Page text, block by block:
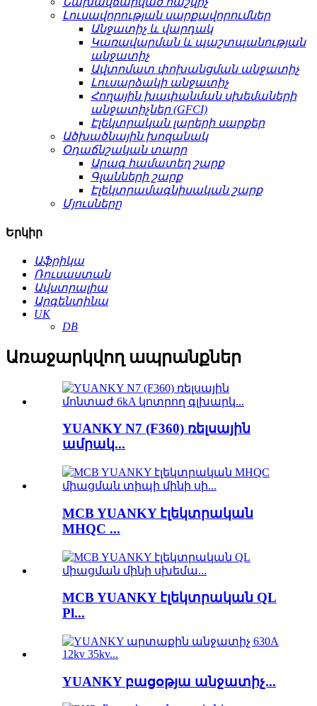
Լուսավորության սարքավորումներ
Անջատիչ և վարդակ
Կառավարման և պաշտպանության
անջատիչ
Ավտոմատ փոխանցման անջատիչ
Լուսարձակի անջատիչ
Հողային խափանման սխեմաների
անջատիչներ (GFCI)
Էլեկտրական լարերի սարքեր
Ածխածնային խոզանակ
Օդաճնշական տարր
Արագ համատեղ շարք
Գլանների շարք
Էլեկտրամագնիսական շարք
Մյուսները
Երկիր
Աֆրիկա
Ռուսաստան
Ավստրալիա
Արգենտինա
UK
DB
Առաջարկվող ապրանքներ
YUANKY N7 (F360) ռելսային
ամրակ...
MCB YUANKY էլեկտրական
MHQC ...
MCB YUANKY էլեկտրական QL
Pl...
YUANKY բացօթյա անջատիչ...